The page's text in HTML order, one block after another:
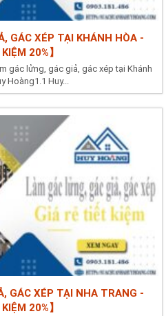
GÁC XÉP TẠI KHÁNH HÒA -
20%】
gác lửng, gác giả, gác xép tại Khánh
Hoàng1.1 Huy...
GÁC XÉP TẠI NHA TRANG -
20%】